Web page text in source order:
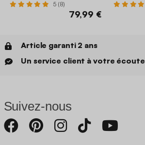
5 (8)
79,99 €
Article garanti 2 ans
Un service client à votre écoute
Suivez-nous